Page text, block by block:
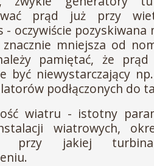
prąd już przy
- oczywiście pozyskiwana
mniejsza od
pamiętać, że prąd
być niewystarczający
podłączonych do
wiatru - istotny
wiatrowych,
przy jakiej